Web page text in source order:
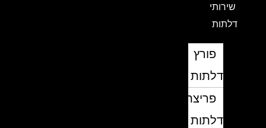
שירותי
דלתות
פורץ
דלתות
פריצת
דלתות